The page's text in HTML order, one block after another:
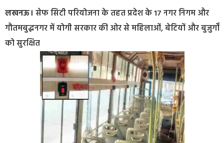
लखनऊ। सेफ सिटी परियोजना के तहत प्रदेश के 17 नगर निगम और
गौतमबुद्धनगर में योगी सरकार की ओर से महिलाओं, बेटियों और बुजुर्गों
को सुरक्षित